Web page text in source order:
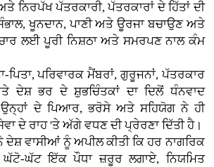
ਨਿਰਪੱਖ ਪੱਤਰਕਾਰੀ, ਪੱਤਰਕਾਰਾਂ ਦੇ ਹਿੱਤਾਂ ਦੀ
ਖੂਨਦਾਨ, ਪਾਣੀ ਅਤੇ ਊਰਜਾ ਬਚਾਉਣ ਅਤੇ
ਲਈ ਪੂਰੀ ਨਿਸ਼ਠਾ ਅਤੇ ਸਮਰਪਣ ਨਾਲ ਕੰਮ
ਪਿਤਾ, ਪਰਿਵਾਰਕ ਮੈਂਬਰਾਂ, ਗੁਰੂਜਨਾਂ, ਪੱਤਰਕਾਰ
ਦੇਸ਼ ਭਰ ਦੇ ਸ਼ੁਭਚਿੰਤਕਾਂ ਦਾ ਦਿਲੋਂ ਧੰਨਵਾਦ
ਉਨ੍ਹਾਂ ਦੇ ਪਿਆਰ, ਭਰੋਸੇ ਅਤੇ ਸਹਿਯੋਗ ਨੇ ਹੀ
ਦੇ ਰਾਹ 'ਤੇ ਅੱਗੇ ਵਧਣ ਦੀ ਪ੍ਰੇਰਣਾ ਦਿੱਤੀ ਹੈ।
ਦੇਸ਼ ਵਾਸੀਆਂ ਨੂੰ ਅਪੀਲ ਕੀਤੀ ਕਿ ਹਰ ਨਾਗਰਿਕ
ਘੱਟ ਇੱਕ ਪੌਧਾ ਜ਼ਰੂਰ ਲਗਾਏ, ਨਿਯਮਿਤ